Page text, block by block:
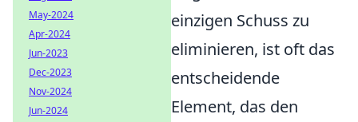
einzigen Schuss zu
eliminieren, ist oft das
entscheidende
Element, das den
May-2024
Apr-2024
Jun-2023
Dec-2023
Nov-2024
Jun-2024